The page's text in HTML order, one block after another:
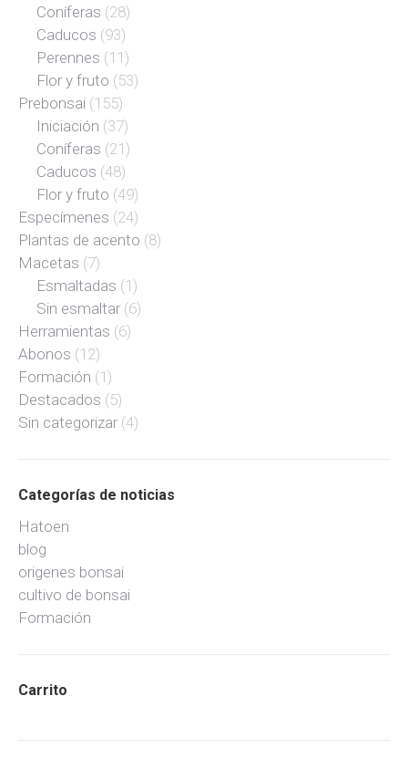
Coníferas (28)
Caducos (93)
Perennes (11)
Flor y fruto (53)
Prebonsai (155)
Iniciación (37)
Coníferas (21)
Caducos (48)
Flor y fruto (49)
Especímenes (24)
Plantas de acento (8)
Macetas (7)
Esmaltadas (1)
Sin esmaltar (6)
Herramientas (6)
Abonos (12)
Formación (1)
Destacados (5)
Sin categorizar (4)
Categorías de noticias
Hatoen
blog
origenes bonsai
cultivo de bonsai
Formación
Carrito